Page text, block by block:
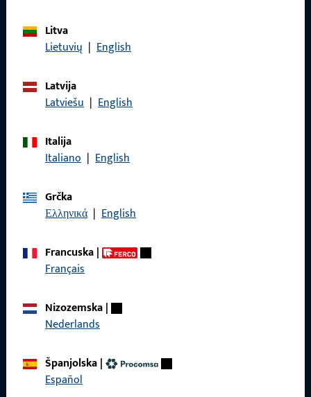
Litva
Lietuvių | English
Latvija
Latviešu | English
Italija
Italiano | English
Grčka
Ελληνικά | English
Francuska|
Français
Nizozemska|
Nederlands
Španjolska|
Español
Zaštita podataka
Brzi pristup
Proizvodi
Katalog proizvoda